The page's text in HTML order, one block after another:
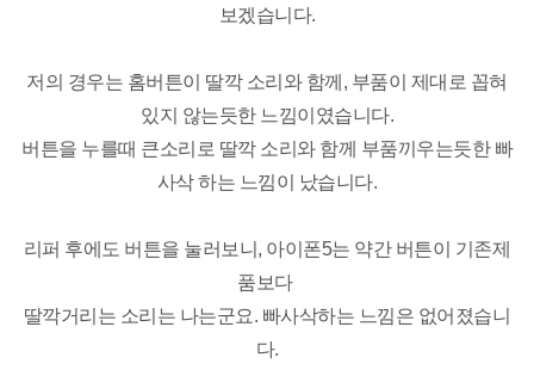
보겠습니다.
저의 경우는 홈버튼이 딸깍 소리와 함께, 부품이 제대로 꼽혀
있지 않는듯한 느낌이였습니다.
버튼을 누를때 큰소리로 딸깍 소리와 함께 부품끼우는듯한 빠
사삭 하는 느낌이 났습니다.
리퍼 후에도 버튼을 눌러보니, 아이폰5는 약간 버튼이 기존제
품보다
딸깍거리는 소리는 나는군요. 빠사삭하는 느낌은 없어졌습니
다.